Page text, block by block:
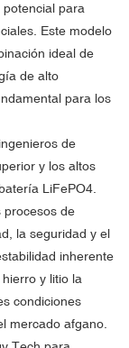
para
Este modelo
ideal de
de alto
para los
de
y los altos
LiFePO4.
procesos de
la seguridad y el
inherente
y litio la
condiciones
mercado afgano.